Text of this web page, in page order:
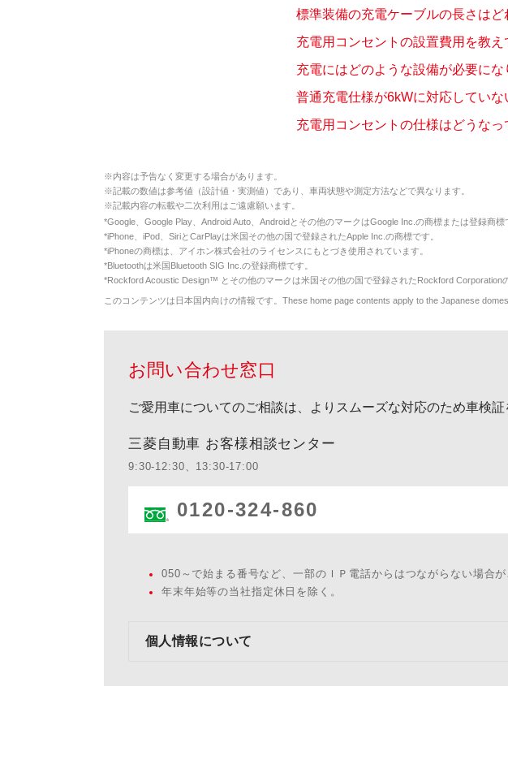
標準装備の充電ケーブルの長さはど
充電用コンセントの設置費用を教え
充電にはどのような設備が必要に
普通充電仕様が6kWに対応してい
充電用コンセントの仕様はどうなっ
※内容は予告なく変更する場合があります。
※記載の数値は参考値（設計値・実測値）であり、車両状態や測定方法などで異なります。
※記載内容の転載や二次利用はご遠慮願います。
*Google、Google Play、Android Auto、Androidとその他のマークはGoogle Inc.の商標または登録商標
*iPhone、iPod、SiriとCarPlayは米国その他の国で登録されたApple Inc.の商標です。
*iPhoneの商標は、アイホン株式会社のライセンスにもとづき使用されています。
*Bluetoothは米国Bluetooth SIG Inc.の登録商標です。
*Rockford Acoustic Design™ とその他のマークは米国その他の国で登録されたRockford Corporation
このコンテンツは日本国内向けの情報です。These home page contents apply to the Japanese
お問い合わせ窓口
ご愛用車についてのご相談は、よりスムーズな対応のため車検証
三菱自動車 お客様相談センター
9:30-12:30、13:30-17:00
0120-324-860
050～で始まる番号など、一部のＩＰ電話からはつながらない場合が
年末年始等の当社指定休日を除く。
個人情報について